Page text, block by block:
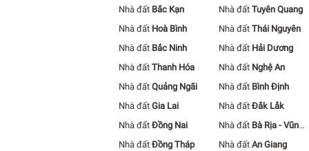
Nhà đất Bắc Kạn Nhà đất Tuyên Quang
Nhà đất Hoà Bình Nhà đất Thái Nguyên
Nhà đất Bắc Ninh Nhà đất Hải Dương
Nhà đất Thanh Hóa Nhà đất Nghệ An
Nhà đất Quảng Ngãi Nhà đất Bình Định
Nhà đất Gia Lai Nhà đất Đắk Lắk
Nhà đất Đồng Nai Nhà đất Bà Rịa - Vũng
Nhà đất Đồng Tháp Nhà đất An Giang